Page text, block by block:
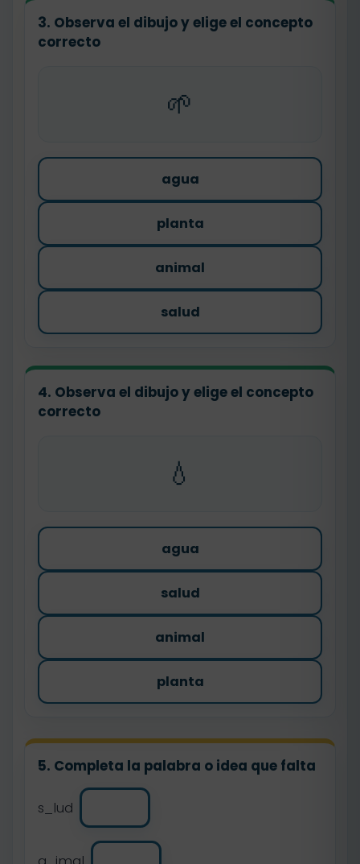
3. Observa el dibujo y elige el concepto
correcto
🌱
agua
planta
animal
salud
4. Observa el dibujo y elige el concepto
correcto
💧
agua
salud
animal
planta
5. Completa la palabra o idea que falta
s_lud